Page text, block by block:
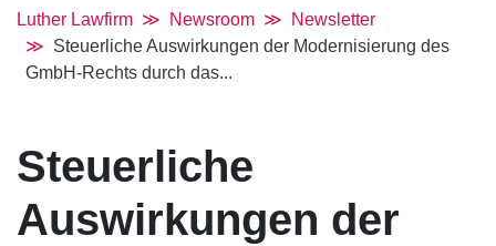
Luther Lawfirm Newsroom
Newsletter
Steuerliche Auswirkungen der Modernisierung des
GmbH-Rechts durch das...
Steuerliche
Auswirkungen der